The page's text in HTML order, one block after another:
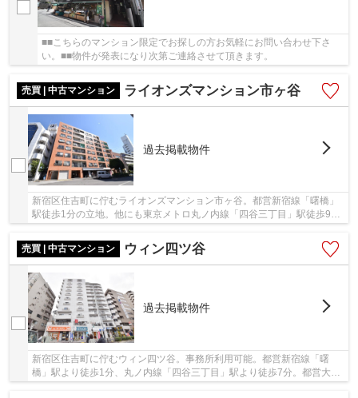
■■こちらのマンション限定でお探しの方お気軽にお問い合わせ下さ
い。■■物件が発表になり次第ご連絡させて頂きます。
売買 | 中古マンション ライオンズマンション市ヶ谷
過去掲載物件
新宿区住吉町に佇むライオンズマンション市ヶ谷。都営新宿線「曙橋」
駅徒歩1分の立地。他にも東京メトロ丸ノ内線「四谷三丁目」駅徒歩9分
売買 | 中古マンション
ウィン四ツ谷
過去掲載物件
新宿区住吉町に佇むウィン四ツ谷。事務所利用可能。都営新宿線「曙
橋」駅より徒歩1分、丸ノ内線「四谷三丁目」駅より徒歩7分。都営大江